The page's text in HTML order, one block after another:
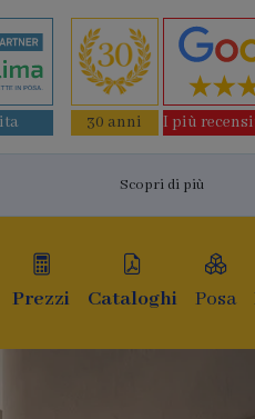
30 anni I più
Scopri di più
Prezzi Cataloghi Posa
e